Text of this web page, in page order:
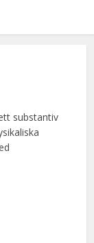
substantiv